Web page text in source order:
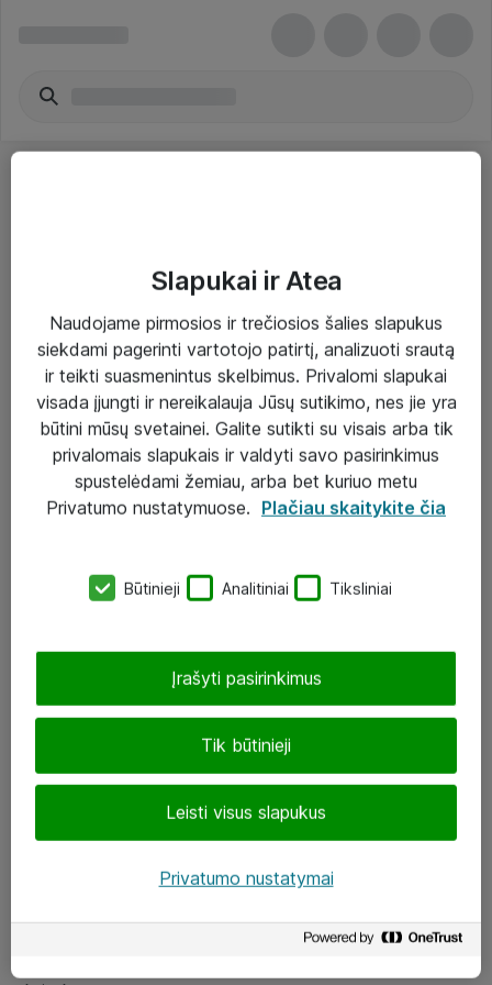
Paslaugos
Sprendimai
Įgyvendinti projektai
Atea ekspertų patarimai verslui
eShop@atea.lt
LinkedIn
Slapukai ir Atea
Naudojame pirmosios ir trečiosios šalies slapukus
siekdami pagerinti vartotojo patirtį, analizuoti srautą
ir teikti suasmenintus skelbimus. Privalomi slapukai
visada įjungti ir nereikalauja Jūsų sutikimo, nes jie yra
būtini mūsų svetainei. Galite sutikti su visais arba tik
privalomais slapukais ir valdyti savo pasirinkimus
spustelėdami žemiau, arba bet kuriuo metu
Privatumo nustatymuose. Plačiau skaitykite čia
Būtinieji Analitiniai Tiksliniai
Tik būtinieji
Leisti visus slapukus
Įrašyti pasirinkimus
Privatumo nustatymai